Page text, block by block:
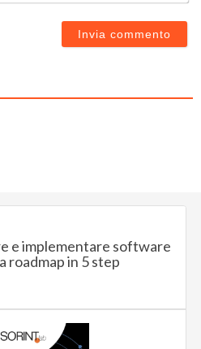
e implementare software
roadmap in 5 step